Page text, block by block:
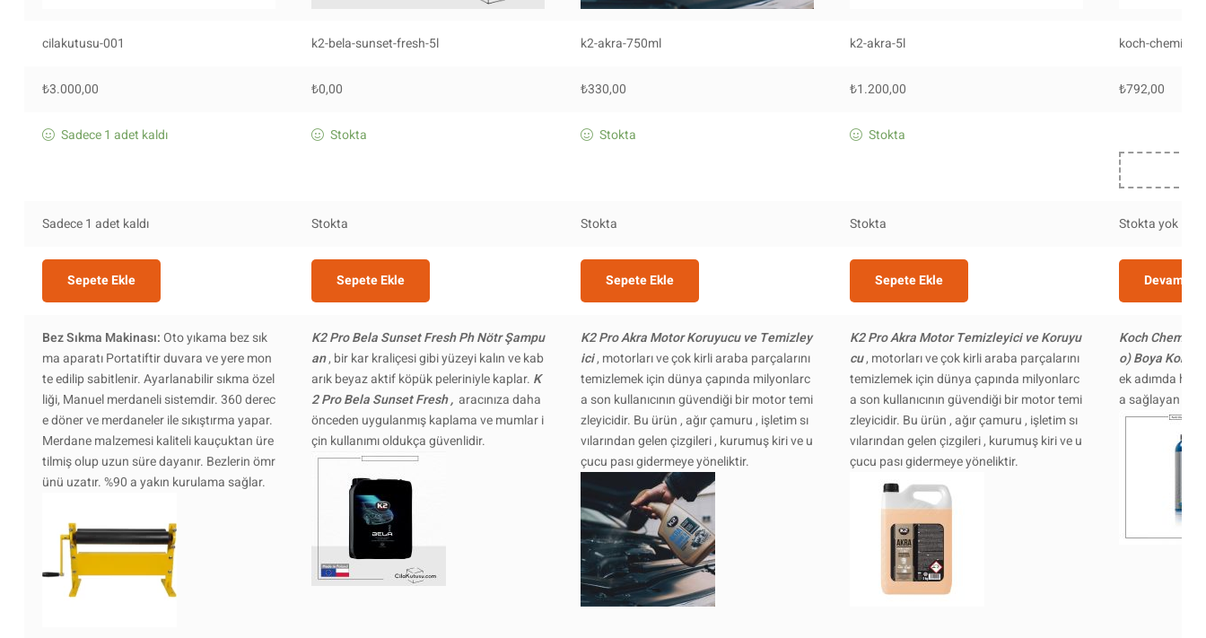
cilakutusu-001 k2-bela-sunset-fresh-5l k2-akra-750ml k2-akra-5l koch-chemie-
₺3.000,00 ₺0,00 ₺330,00 ₺1.200,00 ₺792,00
Sadece 1 adet kaldı Stokta Stokta Stokta
Sadece 1 adet kaldı Stokta Stokta Stokta Stokta yok
Sepete Ekle Sepete Ekle Sepete Ekle Sepete Ekle Devamını
Bez Sıkma Makinası:Oto yıkama bez sık
ma aparatı Portatiftir duvara ve yere mon
te edilip sabitlenir. Ayarlanabilir sıkma özel
liği, Manuel merdaneli sistemdir. 360 derec
e döner ve merdaneler ile sıkıştırma yapar.
Merdane malzemesi kaliteli kauçuktan üre
tilmiş olup uzun süre dayanır. Bezlerin ömr
ünü uzatır. %90 a yakın kurulama sağlar.
K2 Pro Bela Sunset Fresh Ph Nötr Şampu
an, bir kar kraliçesi gibi yüzeyi kalın ve kab
arık beyaz aktif köpük peleriniyle kaplar. K
2 Pro Bela Sunset Fresh , aracınıza daha
önceden uygulanmış kaplama ve mumlar i
çin kullanımı oldukça güvenlidir.
K2 Pro Akra Motor Koruyucu ve Temizley
ici, motorları ve çok kirli araba parçalarını
temizlemek için dünya çapında milyonlarc
a son kullanıcının güvendiği bir motor temi
zleyicidir. Bu ürün , ağır çamuru , işletim sı
vılarından gelen çizgileri , kurumuş kiri ve u
çucu pası gidermeye yöneliktir.
K2 Pro Akra Motor Temizleyici ve Koruyu
cu, motorları ve çok kirli araba parçalarını
temizlemek için dünya çapında milyonlarc
a son kullanıcının güvendiği bir motor temi
zleyicidir. Bu ürün , ağır çamuru , işletim sı
vılarından gelen çizgileri , kurumuş kiri ve u
çucu pası gidermeye yöneliktir.
Koch Chemie
o) Boya
ek adımda
a sağlayan